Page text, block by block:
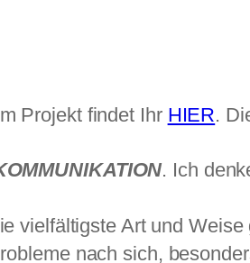
Projekt findet Ihr HIER.
. Ich
vielfältigste Art und
nach sich,